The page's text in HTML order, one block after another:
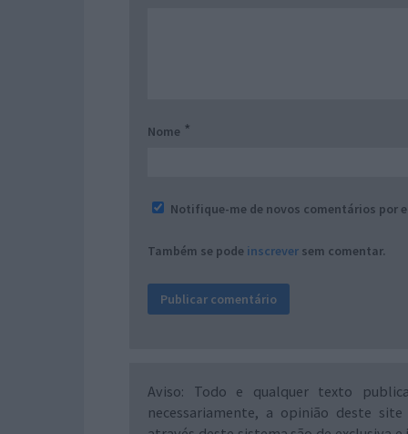
Nome *
Notifique-me de novos comentários por
Também se pode inscrever sem comentar.
Aviso: Todo e qualquer texto
necessariamente, a opinião deste